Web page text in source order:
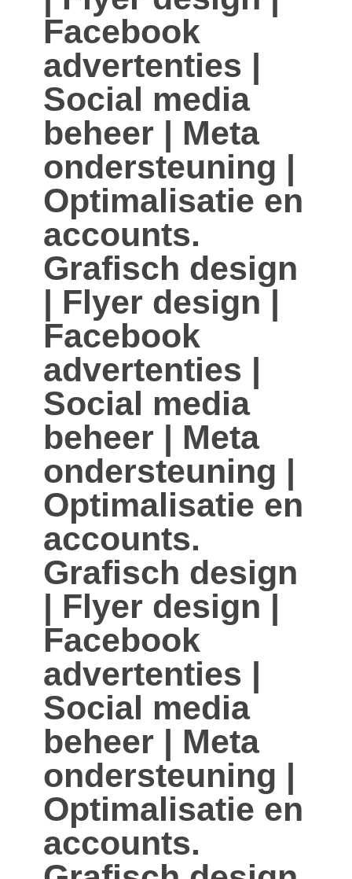
Facebook
advertenties |
Social media
beheer | Meta
ondersteuning |
Optimalisatie en
accounts.
Grafisch design
| Flyer design |
Facebook
advertenties |
Social media
beheer | Meta
ondersteuning |
Optimalisatie en
accounts.
Grafisch design
| Flyer design |
Facebook
advertenties |
Social media
beheer | Meta
ondersteuning |
Optimalisatie en
accounts.